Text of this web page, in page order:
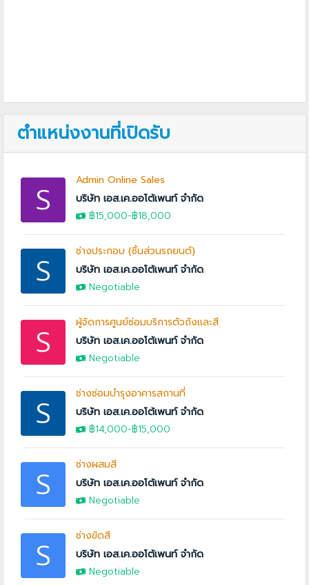
ตำแหน่งงานที่เปิดรับ
S
Admin Online Sales
บริษัท เอส.เค.ออโต้เพนท์ จำกัด
฿15,000-฿18,000
S
ช่างประกอบ (ชิ้นส่วนรถยนต์)
บริษัท เอส.เค.ออโต้เพนท์ จำกัด
Negotiable
S
ผู้จัดการศูนย์ซ่อมบริการตัวถังและสี
บริษัท เอส.เค.ออโต้เพนท์ จำกัด
Negotiable
S
ช่างซ่อมบำรุงอาคารสถานที่
บริษัท เอส.เค.ออโต้เพนท์ จำกัด
฿14,000-฿15,000
S
ช่างผสมสี
บริษัท เอส.เค.ออโต้เพนท์ จำกัด
Negotiable
S
ช่างขัดสี
บริษัท เอส.เค.ออโต้เพนท์ จำกัด
Negotiable